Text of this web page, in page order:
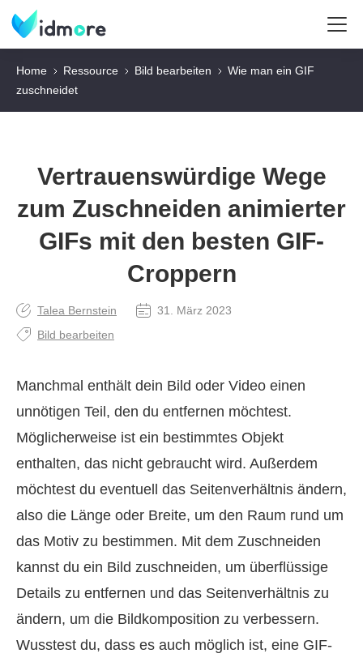
Home Ressource Bild bearbeiten
Wie man ein GIF
zuschneidet
Vertrauenswürdige Wege
zum Zuschneiden animierter
GIFs mit den besten GIF-
Croppern
Talea Bernstein
31. März 2023
Bild bearbeiten
Manchmal enthält dein Bild oder Video einen
unnötigen Teil, den du entfernen möchtest.
Möglicherweise ist ein bestimmtes Objekt
enthalten, das nicht gebraucht wird. Außerdem
möchtest du eventuell das Seitenverhältnis ändern,
also die Länge oder Breite, um den Raum rund um
das Motiv zu bestimmen. Mit dem Zuschneiden
kannst du ein Bild zuschneiden, um überflüssige
Details zu entfernen und das Seitenverhältnis zu
ändern, um die Bildkomposition zu verbessern.
Wusstest du, dass es auch möglich ist, eine GIF-